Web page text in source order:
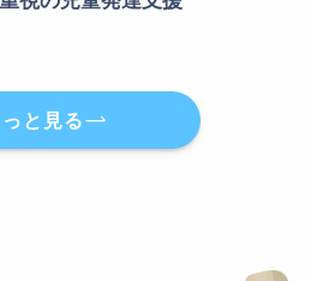
っと見る